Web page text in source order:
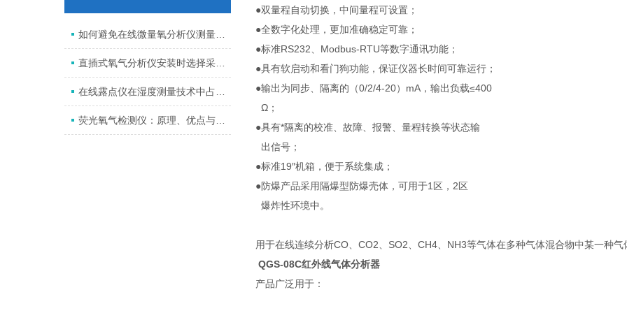
如何避免在线微量氧分析仪测量误差？
直插式氧气分析仪安装时选择采样点的原则是什么？
荧光氧气检测仪：原理、优点与应用场景全解析
●双量程自动切换，中间量程可设置；
●全数字化处理，更加准确稳定可靠；
●标准RS232、Modbus-RTU等数字通讯功能；
●具有软启动和看门狗功能，保证仪器长时间可靠运行；
●输出为同步、隔离的（0/2/4-20）mA，输出负载≤400
Ω；
●具有*隔离的校准、故障、报警、量程转换等状态输
出信号；
●标准19″机箱，便于系统集成；
●防爆产品采用隔爆型防爆壳体，可用于1区，2区
爆炸性环境中。
用于在线连续分析CO、CO2、SO2、CH4、NH3等气体在多种气体混合物中某一种气
QGS-08C红外线气体分析器
产品广泛用于：